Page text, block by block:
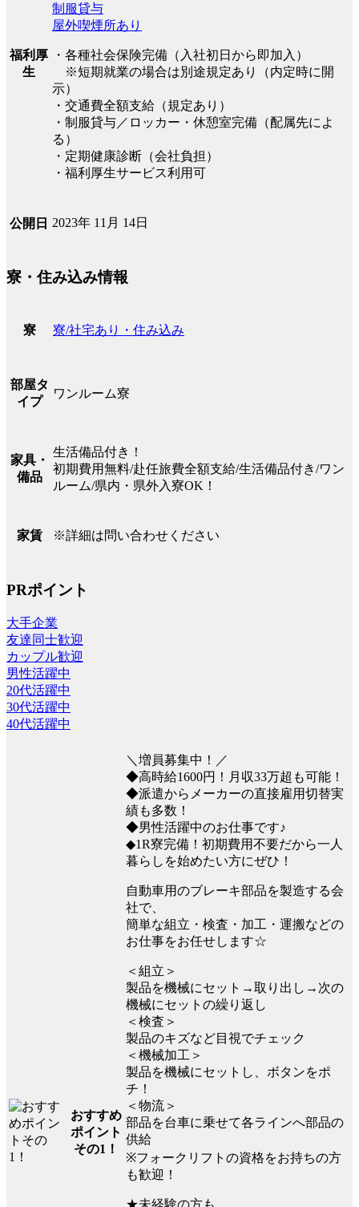
福利厚
生
制服貸与
屋外喫煙所あり
・各種社会保険完備（入社初日から即加入）
※短期就業の場合は別途規定あり（内定時に開
示）
・交通費全額支給（規定あり）
・制服貸与／ロッカー・休憩室完備（配属先によ
る）
・定期健康診断（会社負担）
・福利厚生サービス利用可
公開日 2023年 11月 14日
寮・住み込み情報
寮 寮/社宅あり・住み込み
部屋タ
イプ
ワンルーム寮
家具・
備品
生活備品付き！
初期費用無料/赴任旅費全額支給/生活備品付き/ワン
ルーム/県内・県外入寮OK！
家賃 ※詳細は問い合わせください
PRポイント
大手企業
友達同士歓迎
カップル歓迎
男性活躍中
20代活躍中
30代活躍中
40代活躍中
おすすめ
ポイント
その1！
＼増員募集中！／
◆高時給1600円！月収33万超も可能！
◆派遣からメーカーの直接雇用切替実
績も多数！
◆男性活躍中のお仕事です♪
◆1R寮完備！初期費用不要だから一人
暮らしを始めたい方にぜひ！
自動車用のブレーキ部品を製造する会
社で、
簡単な組立・検査・加工・運搬などの
お仕事をお任せします☆
＜組立＞
製品を機械にセット→取り出し→次の
機械にセットの繰り返し
＜検査＞
製品のキズなど目視でチェック
＜機械加工＞
製品を機械にセットし、ボタンをポ
チ！
＜物流＞
部品を台車に乗せて各ラインへ部品の
供給
※フォークリフトの資格をお持ちの方
も歓迎！